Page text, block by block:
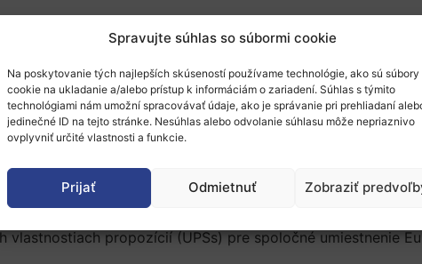
Spravujte súhlas so súbormi cookie
Na poskytovanie tých najlepších skúseností používame technológie, ako sú súbory
cookie na ukladanie a/alebo prístup k informáciám o zariadení. Súhlas s týmito
technológiami nám umožní spracovávať údaje, ako je správanie pri prehliadaní
jedinečné ID na tejto stránke. Nesúhlas alebo odvolanie súhlasu môže nepriaznivo
ovplyvniť určité vlastnosti a funkcie.
Prijať Odmietnuť Zobraziť
a identifikácia osvedčených postupov
propozícií (UPSs) pre spoločné umiestnenie